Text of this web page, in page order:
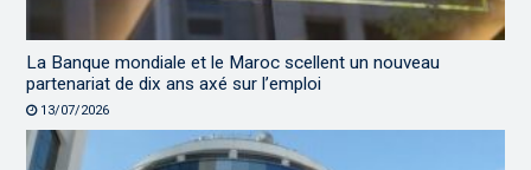
La Banque mondiale et le Maroc scellent un nouveau
partenariat de dix ans axé sur l’emploi
13/07/2026